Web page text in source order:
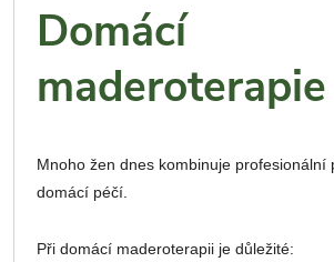
Domácí
maderoterapie
Mnoho žen dnes kombinuje profesionální
domácí péčí.
Při domácí maderoterapii je důležité: